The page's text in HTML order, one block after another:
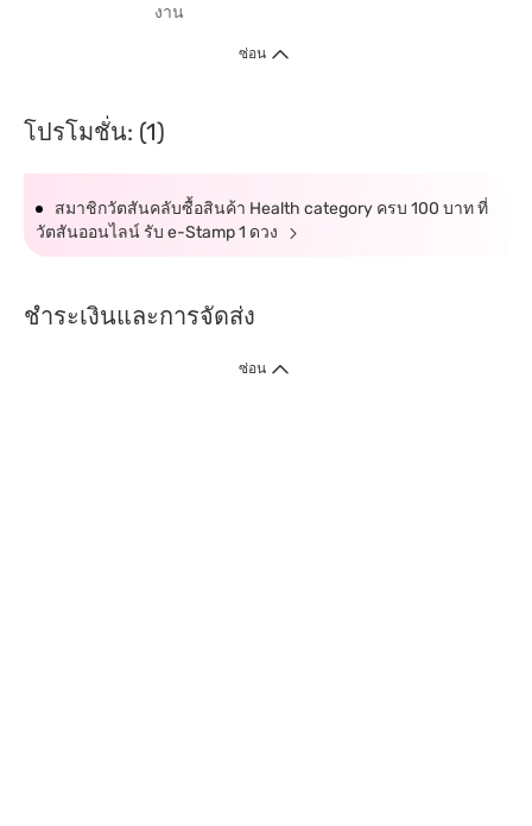
งาน
ซ่อน
โปรโมชั่น: (1)
สมาชิกวัตสันคลับซื้อสินค้า Health category ครบ 100 บาท ที่
วัตสันออนไลน์ รับ e-Stamp 1 ดวง
ชำระเงินและการจัดส่ง
ซ่อน